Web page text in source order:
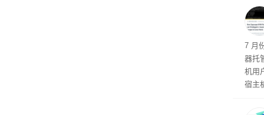
计
机
7 月
器托
机用
宿主
如